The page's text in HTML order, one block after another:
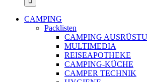
CAMPING
Packlisten
CAMPING
MULTIMEDIA
REISEAPOTHEKE
CAMPING-KÜCHE
CAMPER TECHNIK